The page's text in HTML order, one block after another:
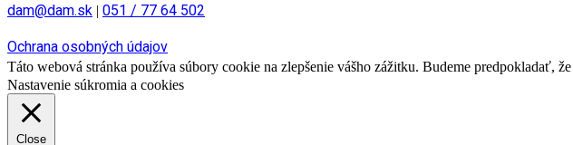
dam@dam.sk | 051 / 77 64 502
Ochrana osobných údajov
Táto webová stránka používa súbory cookie na zlepšenie vášho zážitku. Budeme predpokladať,
Nastavenie súkromia a cookies
Close